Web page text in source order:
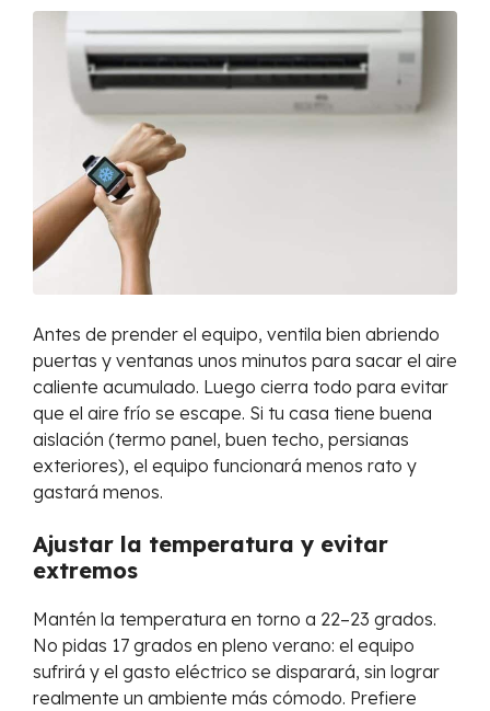
Antes de prender el equipo, ventila bien abriendo
puertas y ventanas unos minutos para sacar el aire
caliente acumulado. Luego cierra todo para evitar
que el aire frío se escape. Si tu casa tiene buena
aislación (termo panel, buen techo, persianas
exteriores), el equipo funcionará menos rato y
gastará menos.
Ajustar la temperatura y evitar
extremos
Mantén la temperatura en torno a 22–23 grados.
No pidas 17 grados en pleno verano: el equipo
sufrirá y el gasto eléctrico se disparará, sin lograr
realmente un ambiente más cómodo. Prefiere